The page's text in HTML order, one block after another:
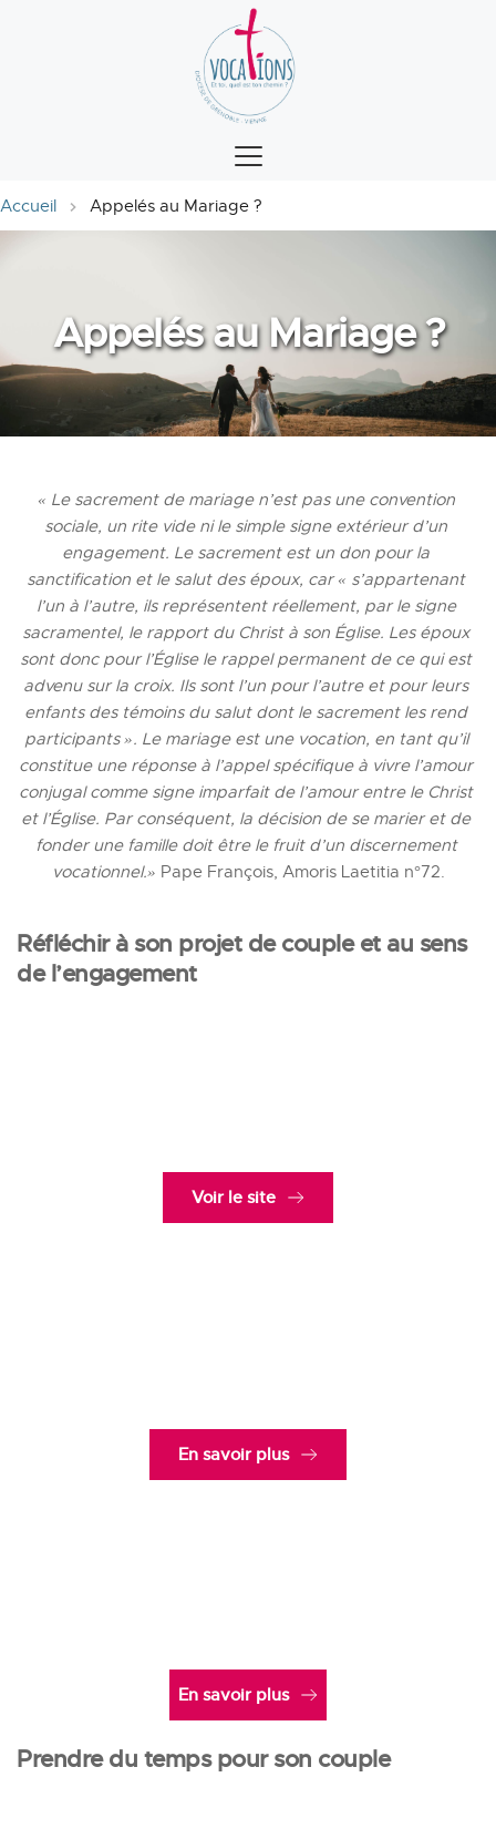
Accueil Appelés au Mariage ?
Appelés au Mariage ?
« Le sacrement de mariage n’est pas une convention
sociale, un rite vide ni le simple signe extérieur d’un
engagement. Le sacrement est un don pour la
sanctification et le salut des époux, car « s’appartenant
l’un à l’autre, ils représentent réellement, par le signe
sacramentel, le rapport du Christ à son Église. Les époux
sont donc pour l’Église le rappel permanent de ce qui est
advenu sur la croix. Ils sont l’un pour l’autre et pour leurs
enfants des témoins du salut dont le sacrement les rend
participants ». Le mariage est une vocation, en tant qu’il
constitue une réponse à l’appel spécifique à vivre l’amour
conjugal comme signe imparfait de l’amour entre le Christ
et l’Église. Par conséquent, la décision de se marier et de
fonder une famille doit être le fruit d’un discernement
vocationnel.» Pape François, Amoris Laetitia n°72.
Réfléchir à son projet de couple et au sens
de l’engagement
Voir le site
En savoir plus
En savoir plus
Prendre du temps pour son couple